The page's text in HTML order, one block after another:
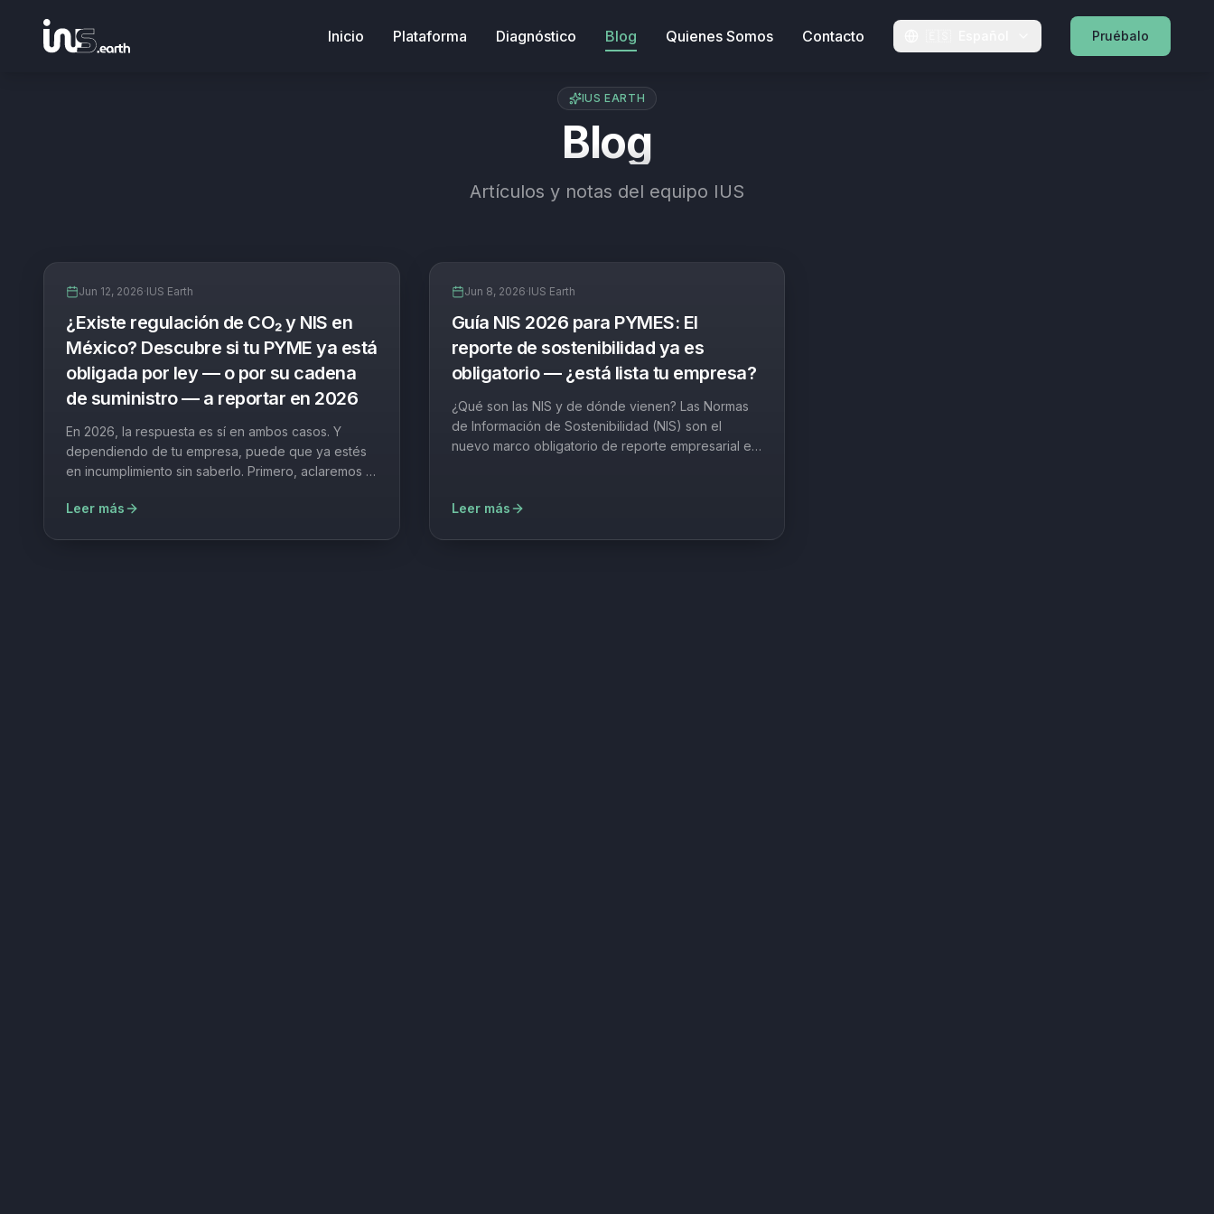
Inicio Plataforma Diagnóstico Blog Quienes Somos Contacto Pruébalo
IUS EARTH
Blog
Artículos y notas del equipo IUS
Jun 12, 2026·IUS Earth
¿Existe regulación de CO₂ y NIS en
México? Descubre si tu PYME ya está
obligada por ley — o por su cadena
de suministro — a reportar en 2026
En 2026, la respuesta es sí en ambos casos. Y
dependiendo de tu empresa, puede que ya estés
en incumplimiento sin saberlo. Primero, aclaremos la
"regulación ambiental y de sostenib…
Leer más
Jun 8, 2026·IUS Earth
Guía NIS 2026 para PYMES: El
reporte de sostenibilidad ya es
obligatorio — ¿está lista tu empresa?
¿Qué son las NIS y de dónde vienen? Las Normas
de Información de Sostenibilidad (NIS) son el
nuevo marco obligatorio de reporte empresarial en
Leer más